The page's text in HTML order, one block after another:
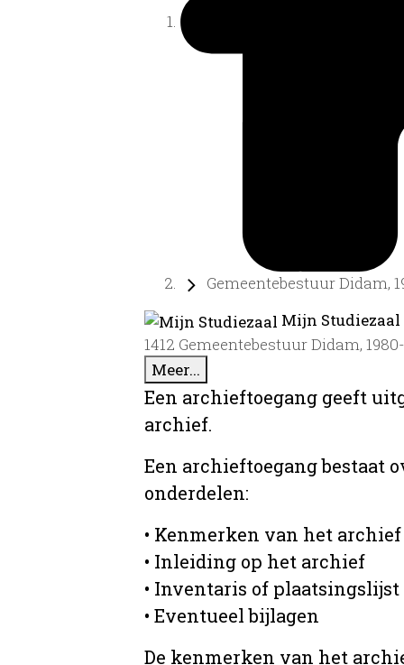
Gemeentebestuur Didam,
Mijn
1412 Gemeentebestuur Didam,
Meer...
Een archieftoegang geeft
archief.
Een archieftoegang bestaat
onderdelen:
• Kenmerken van het archief
• Inleiding op het archief
• Inventaris of plaatsingslijst
• Eventueel bijlagen
De kenmerken van het